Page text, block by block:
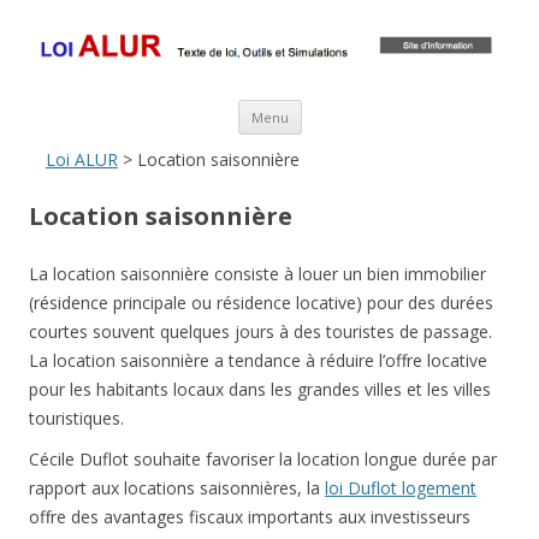
Loi ALUR
ALUR
Menu Aller au contenu principal
Loi ALUR > Location saisonnière
Location saisonnière
La location saisonnière consiste à louer un bien immobilier
(résidence principale ou résidence locative) pour des durées
courtes souvent quelques jours à des touristes de passage.
La location saisonnière a tendance à réduire l’offre locative
pour les habitants locaux dans les grandes villes et les villes
touristiques.
Cécile Duflot souhaite favoriser la location longue durée par
rapport aux locations saisonnières, la loi Duflot logement
offre des avantages fiscaux importants aux investisseurs